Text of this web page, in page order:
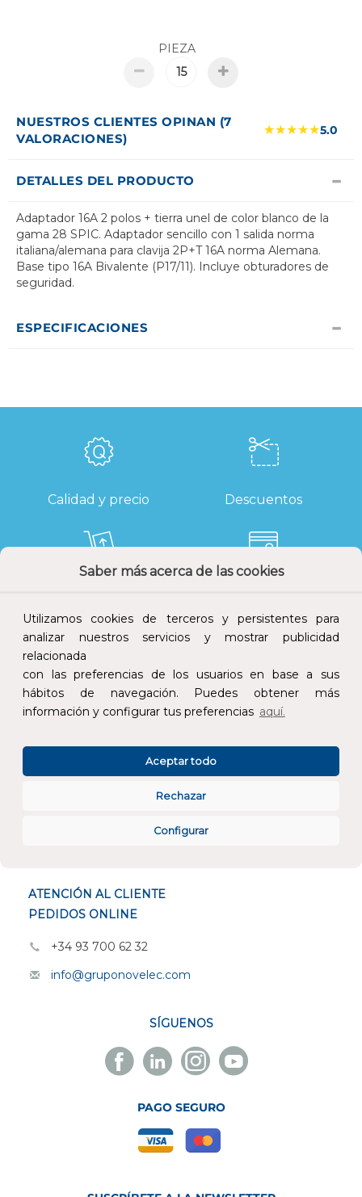
Saber más acerca de las cookies
Utilizamos cookies de terceros y persistentes para
analizar nuestros servicios y mostrar publicidad
relacionada
con las preferencias de los usuarios en base a sus
hábitos de navegación. Puedes obtener más
información y configurar tus preferencias aquí.
Configurar
Rechazar
Aceptar todo
PIEZA
NUESTROS CLIENTES OPINAN (7
VALORACIONES)
★★★★★5.0
DETALLES DEL PRODUCTO
Adaptador 16A 2 polos + tierra unel de color blanco de la
gama 28 SPIC. Adaptador sencillo con 1 salida norma
italiana/alemana para clavija 2P+T 16A norma Alemana.
Base tipo 16A Bivalente (P17/11). Incluye obturadores de
seguridad.
ESPECIFICACIONES
Calidad y precio Descuentos
Atención al cliente
ATENCIÓN AL CLIENTE
PEDIDOS ONLINE
+34 93 700 62 32
info@gruponovelec.com
SÍGUENOS
Facebook
Novelec
Linkedin
Novelec
Instagram
Novelec
Youtube
Novelec
PAGO SEGURO